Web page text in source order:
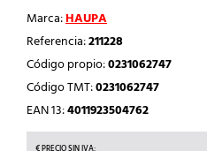
Marca:HAUPA
Referencia:211228
Código propio:0231062747
Código TMT:0231062747
EAN 13:4011923504762